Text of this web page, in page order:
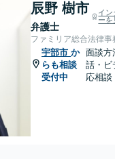
辰野 樹市
弁護士
イン
ーを
ファミリア総合法律事
宇部市 か
らも相談
受付中
面談方
話・ビ
応相談